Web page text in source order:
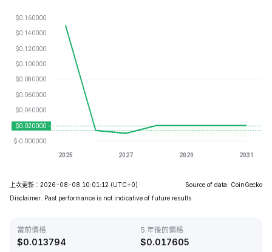
上次更新：2026-08-08 10:01:12 (UTC+0)
Source of data: CoinGecko
Disclaimer. Past performance is not indicative of future results.
當前價格
$0.013794
5 年後的價格
$0.017605